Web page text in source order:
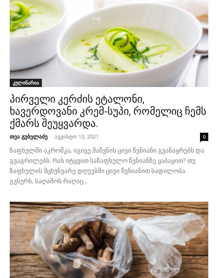
კულინარია
პირველი კერძის ეტალონი,
ხავერდოვანი კრემ-სუპი, რომელიც ჩემს
ქმარს შეუყვარდა.
თეა გუბელაძე - აგვისტო 13, 2021 0
ზაფხულში აკროშკა, იგივე მაწვნის ცივი წვნიანი გვანაყრებს და
გვაგრილებს. რას იტყვით საზაფხულო წვნიანზე ყაბაყით? თუ
ზაფხულის მცხუნვარე დღეებში ცივი წვნიანით სადილობა
გვსურს, საღამოს რაღაც...